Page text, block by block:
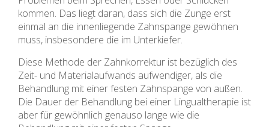
kommen. Das liegt daran, dass sich die Zunge erst
einmal an die innenliegende Zahnspange gewöhnen
muss, insbesondere die im Unterkiefer.
Diese Methode der Zahnkorrektur ist bezüglich des
Zeit- und Materialaufwands aufwendiger, als die
Behandlung mit einer festen Zahnspange von außen.
Die Dauer der Behandlung bei einer Lingualtherapie ist
aber für gewöhnlich genauso lange wie die